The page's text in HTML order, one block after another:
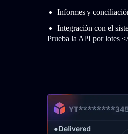
Informes y
Integración con el
Prueba la API por lotes